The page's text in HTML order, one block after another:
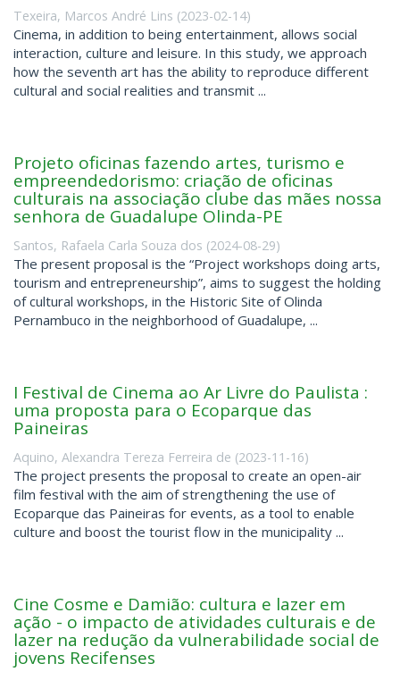
Texeira, Marcos André Lins (2023-02-14)
Cinema, in addition to being entertainment, allows social
interaction, culture and leisure. In this study, we approach
how the seventh art has the ability to reproduce different
cultural and social realities and transmit ...
Projeto oficinas fazendo artes, turismo e
empreendedorismo: criação de oficinas
culturais na associação clube das mães nossa
senhora de Guadalupe Olinda-PE
Santos, Rafaela Carla Souza dos (2024-08-29)
The present proposal is the “Project workshops doing arts,
tourism and entrepreneurship”, aims to suggest the holding
of cultural workshops, in the Historic Site of Olinda
Pernambuco in the neighborhood of Guadalupe, ...
I Festival de Cinema ao Ar Livre do Paulista :
uma proposta para o Ecoparque das
Paineiras
Aquino, Alexandra Tereza Ferreira de (2023-11-16)
The project presents the proposal to create an open-air
film festival with the aim of strengthening the use of
Ecoparque das Paineiras for events, as a tool to enable
culture and boost the tourist flow in the municipality ...
Cine Cosme e Damião: cultura e lazer em
ação - o impacto de atividades culturais e de
lazer na redução da vulnerabilidade social de
jovens Recifenses